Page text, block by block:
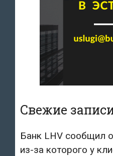
Свежие
Банк LHV сообщил
из-за которого у